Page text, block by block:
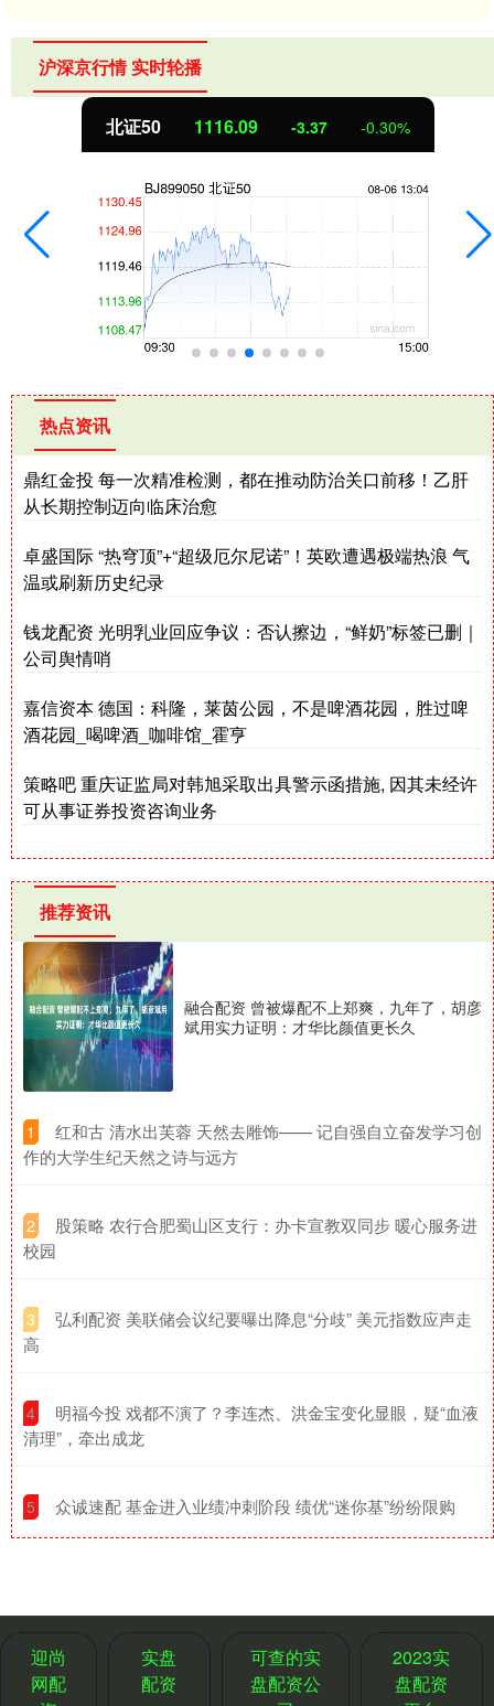
沪深京行情 实时轮播
北证50 1116.09 -3.37 -0.30%
热点资讯
鼎红金投 每一次精准检测，都在推动防治关口前移！乙肝
从长期控制迈向临床治愈
卓盛国际 “热穹顶”+“超级厄尔尼诺”！英欧遭遇极端热浪 气
温或刷新历史纪录
钱龙配资 光明乳业回应争议：否认擦边，“鲜奶”标签已删｜
公司舆情哨
嘉信资本 德国：科隆，莱茵公园，不是啤酒花园，胜过啤
酒花园_喝啤酒_咖啡馆_霍亨
策略吧 重庆证监局对韩旭采取出具警示函措施, 因其未经许
可从事证券投资咨询业务
推荐资讯
融合配资 曾被爆配不上郑爽，九年了，胡彦
斌用实力证明：才华比颜值更长久
1
​红和古 清水出芙蓉 天然去雕饰—— 记自强自立奋发学习创
作的大学生纪天然之诗与远方
2
​股策略 农行合肥蜀山区支行：办卡宣教双同步 暖心服务进
校园
3
​弘利配资 美联储会议纪要曝出降息“分歧” 美元指数应声走
高
4
​明福今投 戏都不演了？李连杰、洪金宝变化显眼，疑“血液
清理”，牵出成龙
5 ​众诚速配 基金进入业绩冲刺阶段 绩优“迷你基”纷纷限购
迎尚
网配
实盘
配资
可查的实
盘配资公
2023实
盘配资